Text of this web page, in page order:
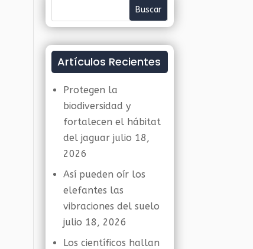
Artículos Recientes
Protegen la
biodiversidad y
fortalecen el hábitat
del jaguar julio 18,
2026
Así pueden oír los
elefantes las
vibraciones del suelo
julio 18, 2026
Los científicos hallan